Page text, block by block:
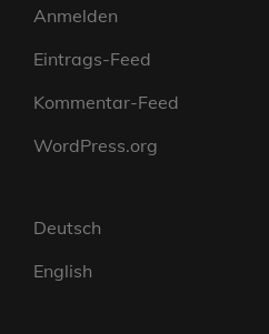
Anmelden
Eintrags-Feed
Kommentar-Feed
WordPress.org
Deutsch
English